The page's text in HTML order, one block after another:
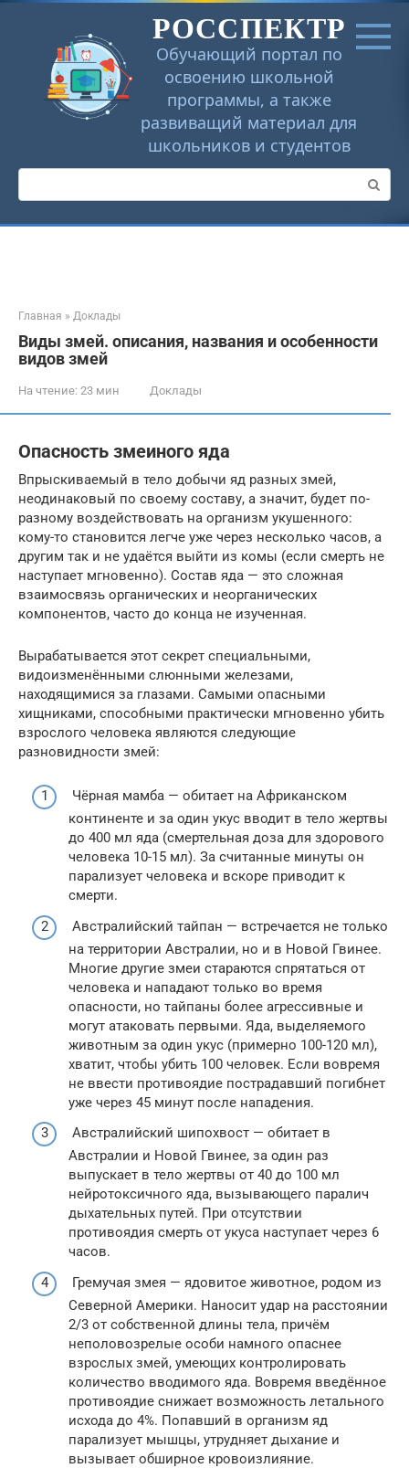
Перейти
РОССПЕКТР
Обучающий портал по
освоению школьной
программы, а также
развиващий материал для
школьников и студентов
Поиск:
Главная » Доклады
Виды змей. описания, названия и особенности
видов змей
На чтение: 23 мин Доклады
Опасность змеиного яда
Впрыскиваемый в тело добычи яд разных змей,
неодинаковый по своему составу, а значит, будет по-
разному воздействовать на организм укушенного:
кому-то становится легче уже через несколько часов, а
другим так и не удаётся выйти из комы (если смерть не
наступает мгновенно). Состав яда — это сложная
взаимосвязь органических и неорганических
компонентов, часто до конца не изученная.
Вырабатывается этот секрет специальными,
видоизменёнными слюнными железами,
находящимися за глазами. Самыми опасными
хищниками, способными практически мгновенно убить
взрослого человека являются следующие
разновидности змей:
Чёрная мамба — обитает на Африканском
континенте и за один укус вводит в тело жертвы
до 400 мл яда (смертельная доза для здорового
человека 10-15 мл). За считанные минуты он
парализует человека и вскоре приводит к
смерти.
Австралийский тайпан — встречается не только
на территории Австралии, но и в Новой Гвинее.
Многие другие змеи стараются спрятаться от
человека и нападают только во время
опасности, но тайпаны более агрессивные и
могут атаковать первыми. Яда, выделяемого
животным за один укус (примерно 100-120 мл),
хватит, чтобы убить 100 человек. Если вовремя
не ввести противоядие пострадавший погибнет
уже через 45 минут после нападения.
Австралийский шипохвост — обитает в
Австралии и Новой Гвинее, за один раз
выпускает в тело жертвы от 40 до 100 мл
нейротоксичного яда, вызывающего паралич
дыхательных путей. При отсутствии
противоядия смерть от укуса наступает через 6
часов.
Гремучая змея — ядовитое животное, родом из
Северной Америки. Наносит удар на расстоянии
2/3 от собственной длины тела, причём
неполовозрелые особи намного опаснее
взрослых змей, умеющих контролировать
количество вводимого яда. Вовремя введённое
противоядие снижает возможность летального
исхода до 4%. Попавший в организм яд
парализует мышцы, утрудняет дыхание и
вызывает обширное кровоизлияние.